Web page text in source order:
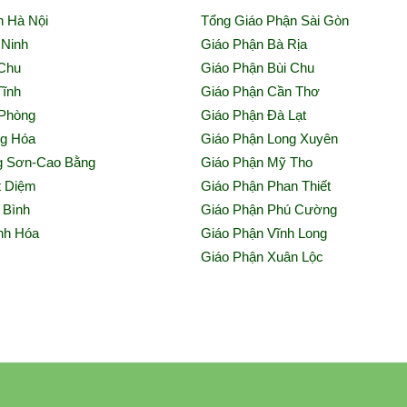
Hà Nội
Hóa
Sơn-Cao Bằng
Diệm
Bình
Hóa
Tổng Giáo Phận Sài Gòn
Giáo Phận Bà Rịa
Giáo Phận Bùi Chu
Giáo Phận Cần Thơ
Giáo Phận Đà Lạt
Giáo Phận Long Xuyên
Giáo Phận Mỹ Tho
Giáo Phận Phan Thiết
Giáo Phận Phú Cường
Giáo Phận Vĩnh Long
Giáo Phận Xuân Lộc